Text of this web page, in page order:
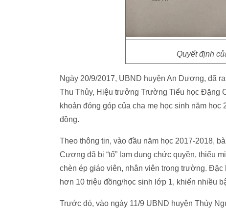
Quyết định
Ngày 20/9/2017, UBND huyện An Dương, đã
Thu Thủy, Hiệu trưởng Trường Tiểu học Đặng
khoản đóng góp của cha mẹ học sinh năm
đồng.
Theo thông tin, vào đầu năm học 2017-2018,
Cương đã bị “tố” lạm dụng chức quyền, thiếu
chèn ép giáo viên, nhân viên trong trường.
hơn 10 triệu đồng/học sinh lớp 1, khiến nhiều
Trước đó, vào ngày 11/9 UBND huyện Thủy